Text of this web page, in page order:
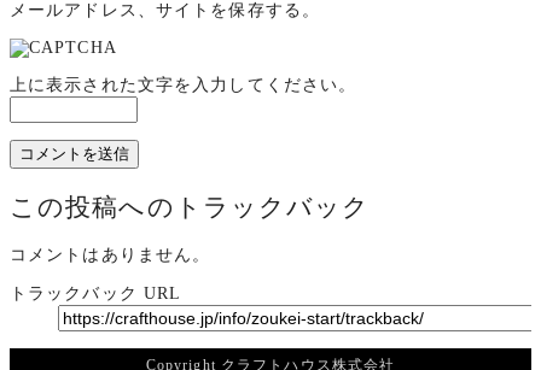
メールアドレス、サイトを保存する。
上に表示された文字を入力してください。
この投稿へのトラックバック
コメントはありません。
トラックバック URL
Copyright クラフトハウス株式会社